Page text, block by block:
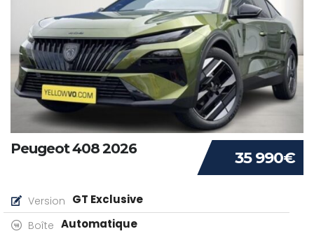
35 990€
Peugeot 408 2026
Version GT Exclusive
Boîte Automatique